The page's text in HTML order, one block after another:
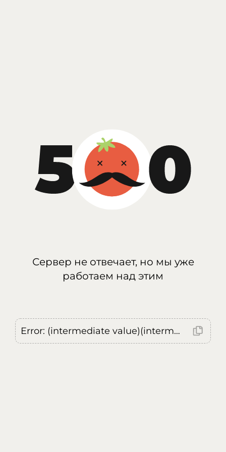
Сервер не отвечает, но мы уже
работаем над этим
Error: (intermediate value)(intermediate value)(intermediate value).replaceAll is not a function